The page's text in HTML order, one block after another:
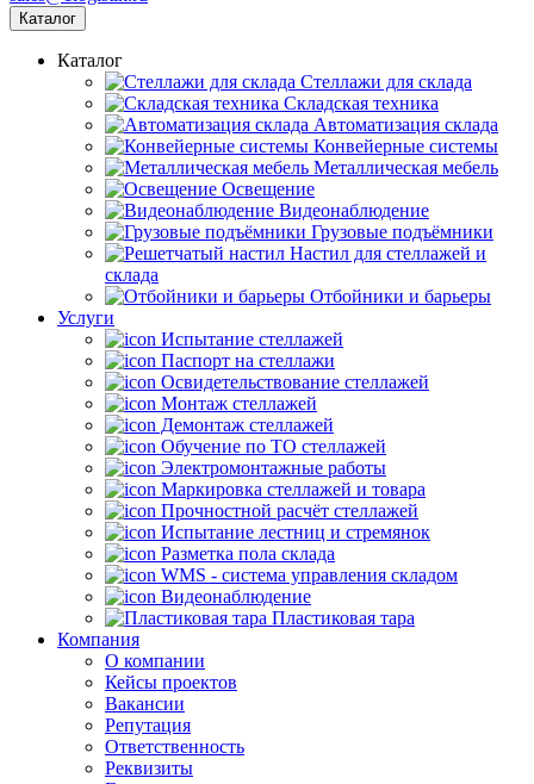
Каталог
Каталог
Cтеллажи для склада
Складская техника
Автоматизация склада
Конвейерные системы
Металлическая мебель
Освещение
Видеонаблюдение
Грузовые подъёмники
Настил для стеллажей и
склада
Отбойники и барьеры
Услуги
Испытание стеллажей
Паспорт на стеллажи
Освидетельствование стеллажей
Монтаж стеллажей
Демонтаж стеллажей
Обучение по ТО стеллажей
Электромонтажные работы
Маркировка стеллажей и товара
Прочностной расчёт стеллажей
Испытание лестниц и стремянок
Разметка пола склада
WMS - система управления складом
Видеонаблюдение
Пластиковая тара
Компания
О компании
Кейсы проектов
Вакансии
Репутация
Ответственность
Реквизиты